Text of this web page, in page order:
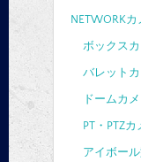
NETWORKカ
ボックス
バレット
ドームカ
PT・PTZカ
アイボー